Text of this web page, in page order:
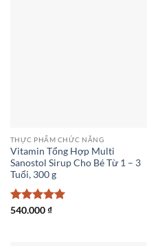
THỰC PHẨM CHỨC NĂNG
Vitamin Tổng Hợp Multi
Sanostol Sirup Cho Bé Từ 1 – 3
Tuổi, 300 g
Được xếp
540.000₫